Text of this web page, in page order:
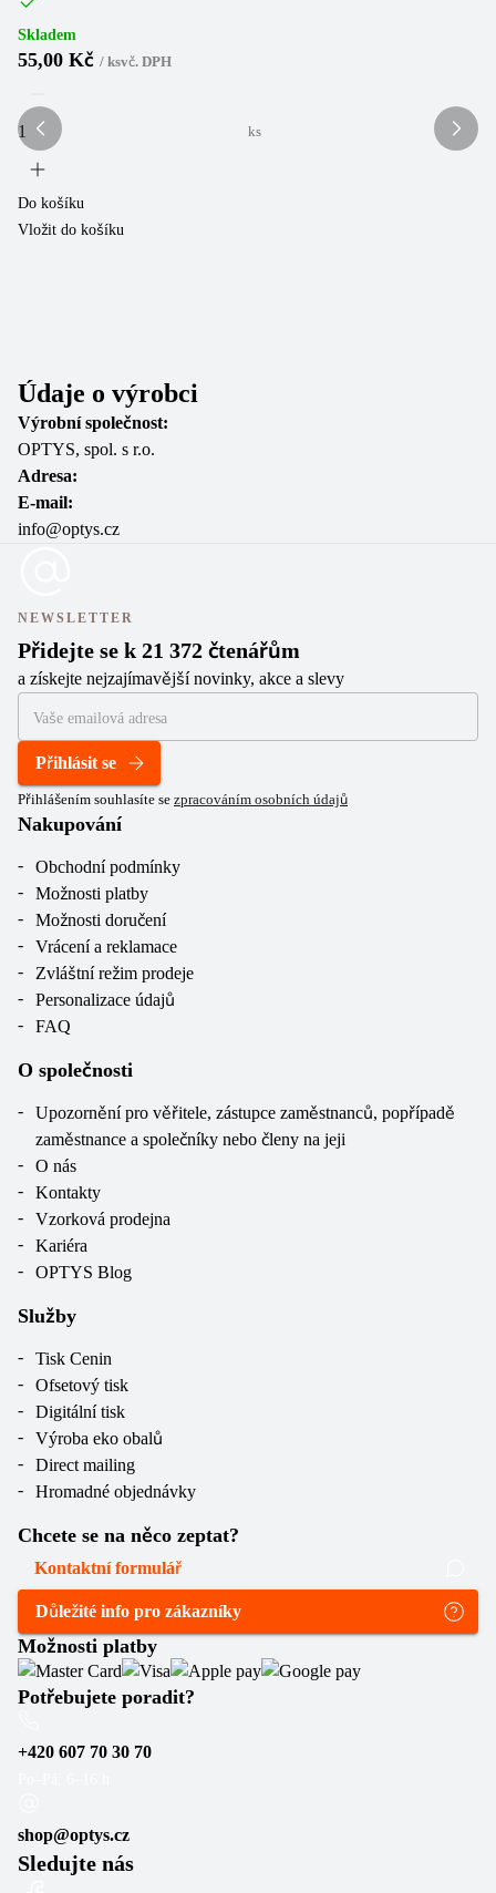
Skladem
55,00 Kč / ksvč. DPH
ks
Do košíku
Vložit do košíku
Údaje o výrobci
Výrobní společnost:
OPTYS, spol. s r.o.
Adresa:
E-mail:
info@optys.cz
NEWSLETTER
Přidejte se k 21 372 čtenářům
a získejte nejzajímavější novinky, akce a slevy
Přihlásit se
Přihlášením souhlasíte se zpracováním osobních údajů
Nakupování
Obchodní podmínky
Možnosti platby
Možnosti doručení
Vrácení a reklamace
Zvláštní režim prodeje
Personalizace údajů
FAQ
O společnosti
Upozornění pro věřitele, zástupce zaměstnanců, popřípadě
zaměstnance a společníky nebo členy na jeji
O nás
Kontakty
Vzorková prodejna
Kariéra
OPTYS Blog
Služby
Tisk Cenin
Ofsetový tisk
Digitální tisk
Výroba eko obalů
Direct mailing
Hromadné objednávky
Chcete se na něco zeptat?
Kontaktní formulář
Důležité info pro zákazníky
Možnosti platby
Potřebujete poradit?
+420 607 70 30 70
shop@optys.cz
Sledujte nás